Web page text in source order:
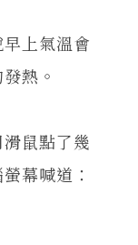
上氣溫會
熱。
鼠點了幾
幕喊道：